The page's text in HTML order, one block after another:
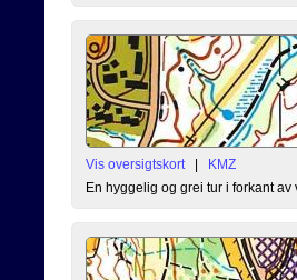
Vis oversigtskort |
KMZ
En hyggelig og grei tur i forkant